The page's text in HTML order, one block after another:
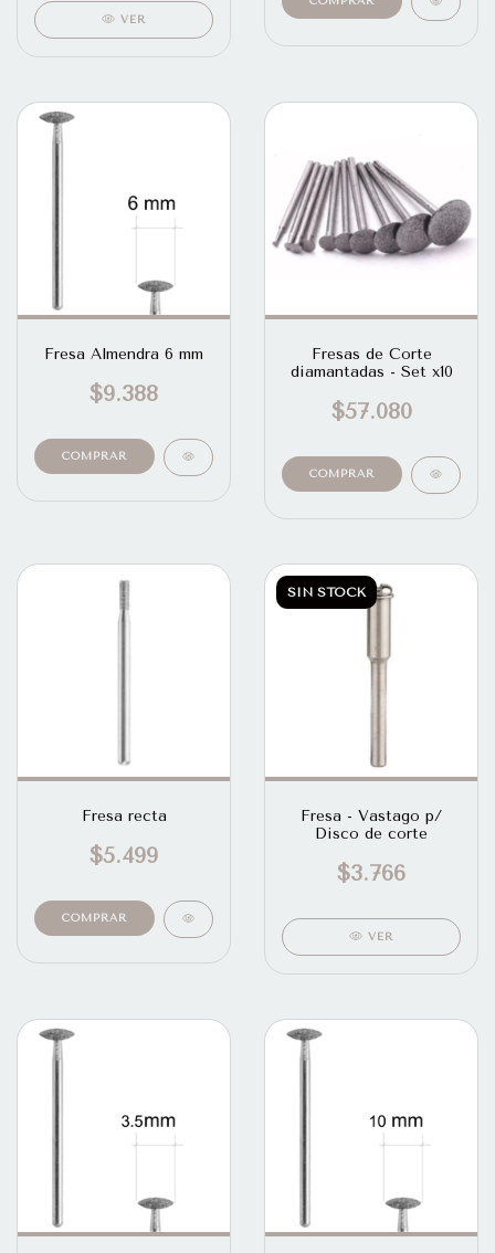
VER
Fresa Almendra 6 mm
$9.388
Fresas de Corte
diamantadas - Set x10
$57.080
Fresa recta
$5.499
SIN STOCK
Fresa - Vastago p/
Disco de corte
$3.766
VER